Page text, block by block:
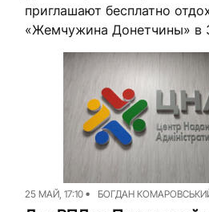
приглашают бесплатно
«Жемчужина Донетчины» в
Рассказываем, когда
подать заявку.
25 МАЙ, 17:10 БОГДАН